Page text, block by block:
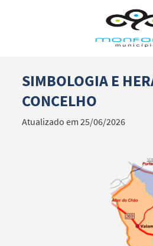
Termo de Pesquisa
SIMBOLOGIA E
CONCELHO
Atualizado em 25/06/2026